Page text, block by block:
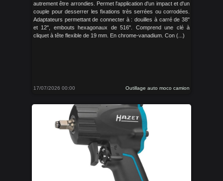
autrement être arrondies. Permet l'application d'un impact et d'un
couple pour desserrer les fixations très serrées ou corrodées.
Adaptateurs permettant de connecter à : douilles à carré de 38"
et 12", embouts hexagonaux de 516". Comprend une clé à
cliquet à tête flexible de 19 mm. En chrome-vanadium. Con (...)
17/07/2026 00:00 Outillage auto moco camion